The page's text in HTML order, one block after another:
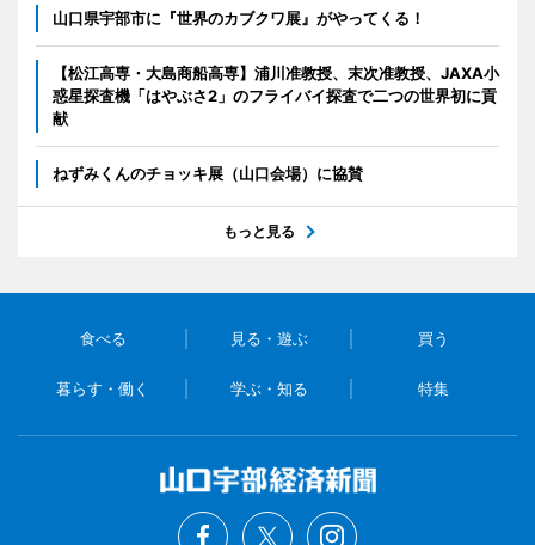
山口県宇部市に『世界のカブクワ展』がやってくる！
【松江高専・大島商船高専】浦川准教授、末次准教授、JAXA小
惑星探査機「はやぶさ2」のフライバイ探査で二つの世界初に貢
献
ねずみくんのチョッキ展（山口会場）に協賛
もっと見る
食べる 見る・遊ぶ 買う
暮らす・働く 学ぶ・知る 特集